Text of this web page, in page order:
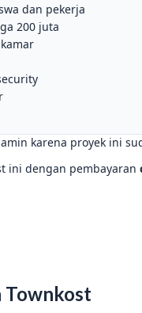
dan pekerja
200 juta
karena proyek ini
ini dengan pembayaran
Townkost